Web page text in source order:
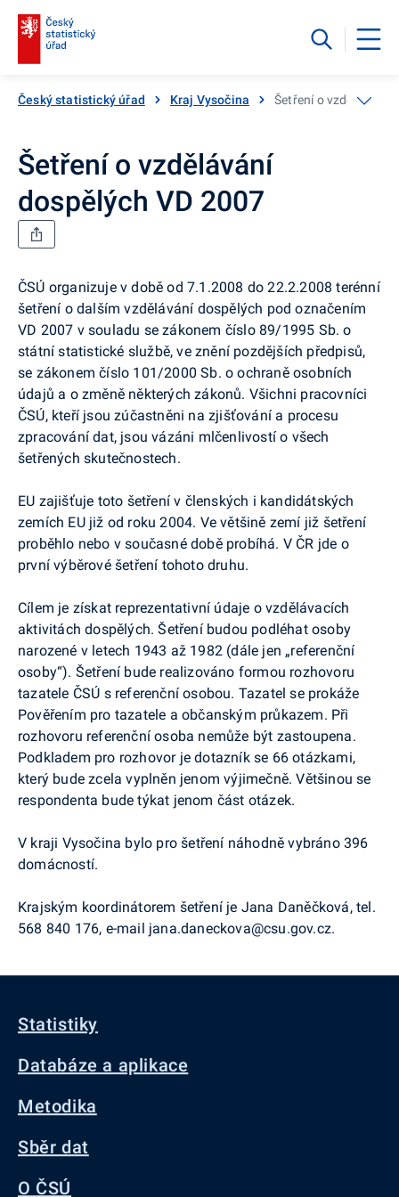
Český statistický úřad Kraj Vysočina Šetření o vzdělávání
Šetření o vzdělávání
dospělých VD 2007
ČSÚ organizuje v době od 7.1.2008 do 22.2.2008 terénní
šetření o dalším vzdělávání dospělých pod označením
VD 2007 v souladu se zákonem číslo 89/1995 Sb. o
státní statistické službě, ve znění pozdějších předpisů,
se zákonem číslo 101/2000 Sb. o ochraně osobních
údajů a o změně některých zákonů. Všichni pracovníci
ČSÚ, kteří jsou zúčastněni na zjišťování a procesu
zpracování dat, jsou vázáni mlčenlivostí o všech
šetřených skutečnostech.
EU zajišťuje toto šetření v členských i kandidátských
zemích EU již od roku 2004. Ve většině zemí již šetření
proběhlo nebo v současné době probíhá. V ČR jde o
první výběrové šetření tohoto druhu.
Cílem je získat reprezentativní údaje o vzdělávacích
aktivitách dospělých. Šetření budou podléhat osoby
narozené v letech 1943 až 1982 (dále jen „referenční
osoby“). Šetření bude realizováno formou rozhovoru
tazatele ČSÚ s referenční osobou. Tazatel se prokáže
Pověřením pro tazatele a občanským průkazem. Při
rozhovoru referenční osoba nemůže být zastoupena.
Podkladem pro rozhovor je dotazník se 66 otázkami,
který bude zcela vyplněn jenom výjimečně. Většinou se
respondenta bude týkat jenom část otázek.
V kraji Vysočina bylo pro šetření náhodně vybráno 396
domácností.
Krajským koordinátorem šetření je Jana Daněčková, tel.
568 840 176, e-mail jana.daneckova@csu.gov.cz.
Statistiky
Databáze a aplikace
Metodika
Sběr dat
O ČSÚ